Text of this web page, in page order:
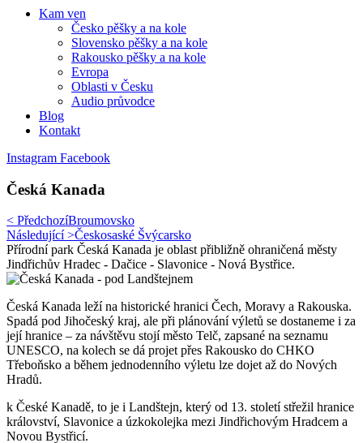
Kam ven
Česko pěšky a na kole
Slovensko pěšky a na kole
Rakousko pěšky a na kole
Evropa
Oblasti v Česku
Audio průvodce
Blog
Kontakt
Instagram Facebook
Česká Kanada
< PředchozíBroumovsko
Následující >Českosaské Švýcarsko
Přírodní park Česká Kanada je oblast přibližně ohraničená městy
Jindřichův Hradec - Dačice - Slavonice - Nová Bystřice.
Česká Kanada leží na historické hranici Čech, Moravy a Rakouska.
Spadá pod Jihočeský kraj, ale při plánování výletů se dostaneme i za
její hranice – za návštěvu stojí město Telč, zapsané na seznamu
UNESCO, na kolech se dá projet přes Rakousko do CHKO
Třeboňsko a během jednodenního výletu lze dojet až do Nových
Hradů.
k České Kanadě, to je i Landštejn, který od 13. století střežil hranice
království, Slavonice a úzkokolejka mezi Jindřichovým Hradcem a
Novou Bystřicí.